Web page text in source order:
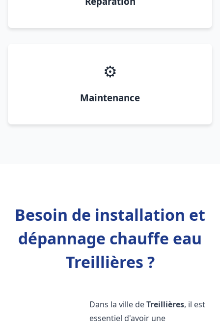
⚙️
Maintenance
Besoin de installation et
dépannage chauffe eau
Treillières ?
Dans la ville deTreillières, il est
essentiel d'avoir une